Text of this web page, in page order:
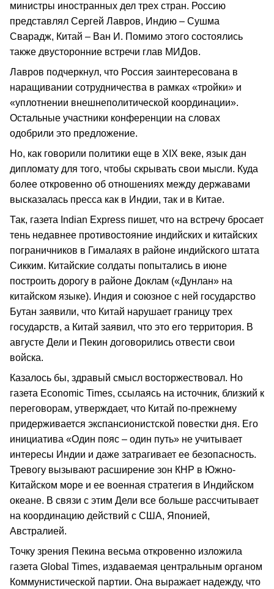
министры иностранных дел трех стран. Россию
представлял Сергей Лавров, Индию – Сушма
Сварадж, Китай – Ван И. Помимо этого состоялись
также двусторонние встречи глав МИДов.
Лавров подчеркнул, что Россия заинтересована в
наращивании сотрудничества в рамках «тройки» и
«уплотнении внешнеполитической координации».
Остальные участники конференции на словах
одобрили это предложение.
Но, как говорили политики еще в XIX веке, язык дан
дипломату для того, чтобы скрывать свои мысли. Куда
более откровенно об отношениях между державами
высказалась пресса как в Индии, так и в Китае.
Так, газета Indian Express пишет, что на встречу бросает
тень недавнее противостояние индийских и китайских
пограничников в Гималаях в районе индийского штата
Сикким. Китайские солдаты попытались в июне
построить дорогу в районе Доклам («Дунлан» на
китайском языке). Индия и союзное с ней государство
Бутан заявили, что Китай нарушает границу трех
государств, а Китай заявил, что это его территория. В
августе Дели и Пекин договорились отвести свои
войска.
Казалось бы, здравый смысл восторжествовал. Но
газета Economic Times, ссылаясь на источник, близкий к
переговорам, утверждает, что Китай по-прежнему
придерживается экспансионистской повестки дня. Его
инициатива «Один пояс – один путь» не учитывает
интересы Индии и даже затрагивает ее безопасность.
Тревогу вызывают расширение зон КНР в Южно-
Китайском море и ее военная стратегия в Индийском
океане. В связи с этим Дели все больше рассчитывает
на координацию действий с США, Японией,
Австралией.
Точку зрения Пекина весьма откровенно изложила
газета Global Times, издаваемая центральным органом
Коммунистической партии. Она выражает надежду, что